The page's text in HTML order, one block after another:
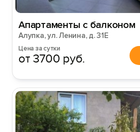
Апартаменты с балконом
Алупка, ул. Ленина, д. 31Е
Цена за сутки
от 3700 руб.